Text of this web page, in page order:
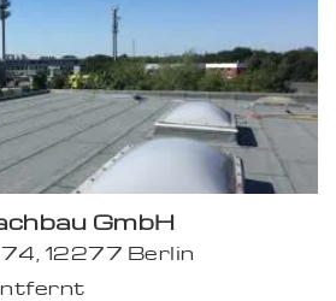
GmbH
12277 Berlin